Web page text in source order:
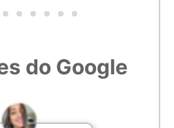
do Google